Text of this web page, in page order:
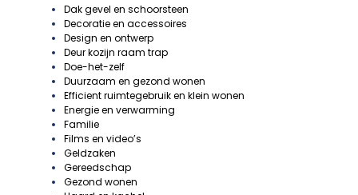
Dak gevel en schoorsteen
Decoratie en accessoires
Design en ontwerp
Deur kozijn raam trap
Doe-het-zelf
Duurzaam en gezond wonen
Efficient ruimtegebruik en klein wonen
Energie en verwarming
Familie
Films en video’s
Geldzaken
Gereedschap
Gezond wonen